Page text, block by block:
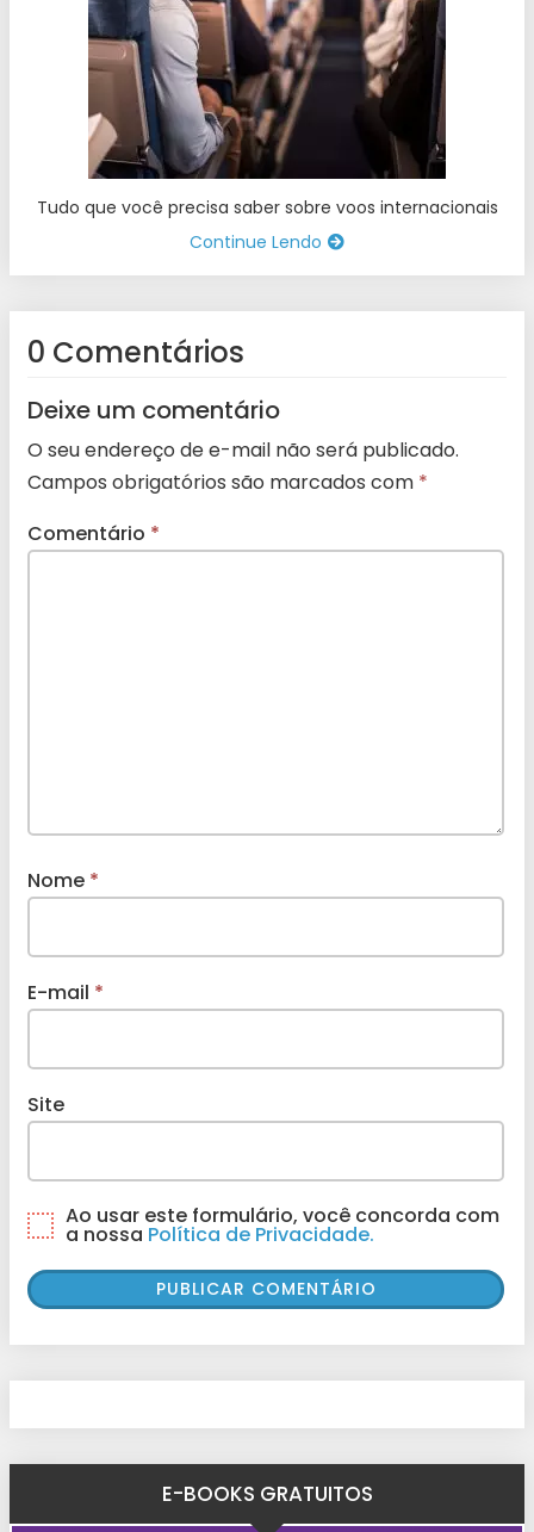
Tudo que você precisa saber sobre voos internacionais
Continue Lendo
0 Comentários
Deixe um comentário
O seu endereço de e-mail não será publicado.
Campos obrigatórios são marcados com *
Comentário *
Nome *
E-mail *
Site
Ao usar este formulário, você concorda com
a nossa Política de Privacidade.
E-BOOKS GRATUITOS